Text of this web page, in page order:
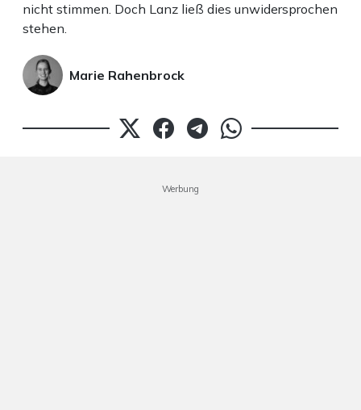
nicht stimmen. Doch Lanz ließ dies unwidersprochen
stehen.
Marie Rahenbrock
Werbung